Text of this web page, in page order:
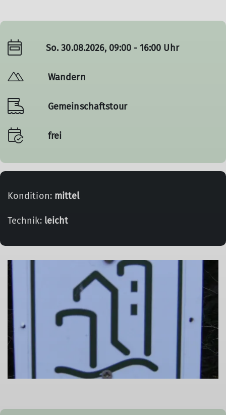
So. 30.08.2026, 09:00 - 16:00 Uhr
Wandern
Gemeinschaftstour
frei
Kondition: mittel
Technik: leicht